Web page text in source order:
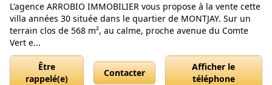
L'agence ARROBIO IMMOBILIER vous propose à la vente cette
villa années 30 située dans le quartier de MONTJAY. Sur un
terrain clos de 568 m², au calme, proche avenue du Comte
Vert e...
Être
rappelé(e)
Contacter
Afficher le
téléphone